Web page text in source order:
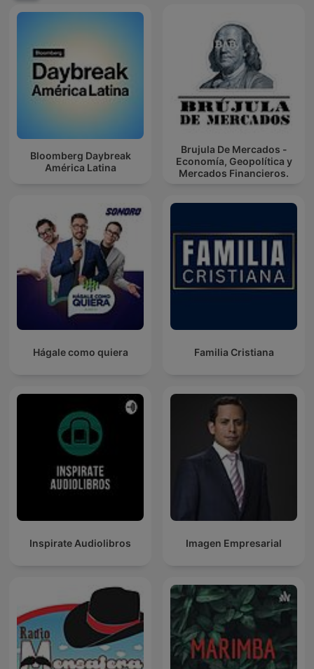
Bloomberg Daybreak
América Latina
Brujula De Mercados -
Economía, Geopolítica y
Mercados Financieros.
Hágale como quiera Familia Cristiana
Inspirate Audiolibros Imagen Empresarial